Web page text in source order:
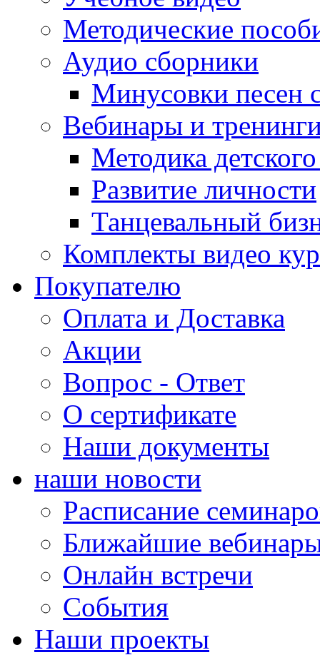
Методические
Аудио сборники
Минусовки песен
Вебинары и
Методика
Развитие личности
Танцевальный
Комплекты видео
Покупателю
Оплата и Доставка
Акции
Вопрос - Ответ
О сертификате
Наши документы
наши новости
Расписание
Ближайшие
Онлайн встречи
События
Наши проекты